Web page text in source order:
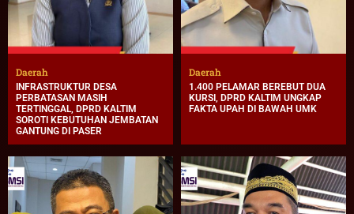
Daerah
INFRASTRUKTUR DESA
PERBATASAN MASIH
TERTINGGAL, DPRD KALTIM
SOROTI KEBUTUHAN JEMBATAN
GANTUNG DI PASER
Daerah
1.400 PELAMAR BEREBUT DUA
KURSI, DPRD KALTIM UNGKAP
FAKTA UPAH DI BAWAH UMK